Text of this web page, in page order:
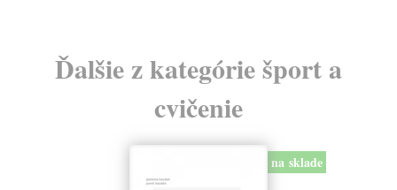
Ďalšie z kategórie šport a
cvičenie
na sklade